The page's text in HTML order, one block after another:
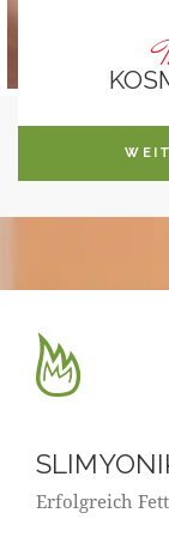
Erfolgreich